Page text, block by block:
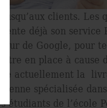
clients. Les
déjà son
de Google, pour
en place à
actuellement la
spécialisée
étudiants de l’école